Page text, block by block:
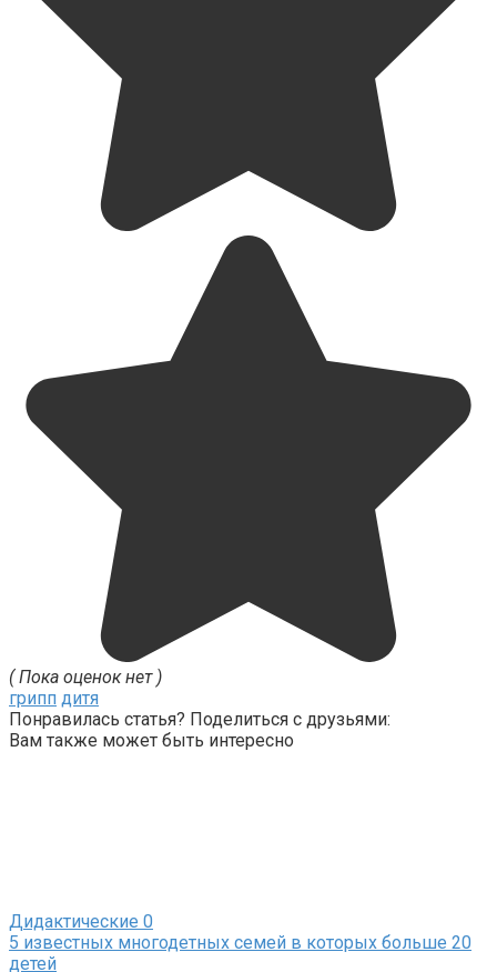
( Пока оценок нет )
грипп дитя
Понравилась статья? Поделиться с друзьями:
Вам также может быть интересно
Дидактические 0
5 известных многодетных семей в которых больше 20
детей